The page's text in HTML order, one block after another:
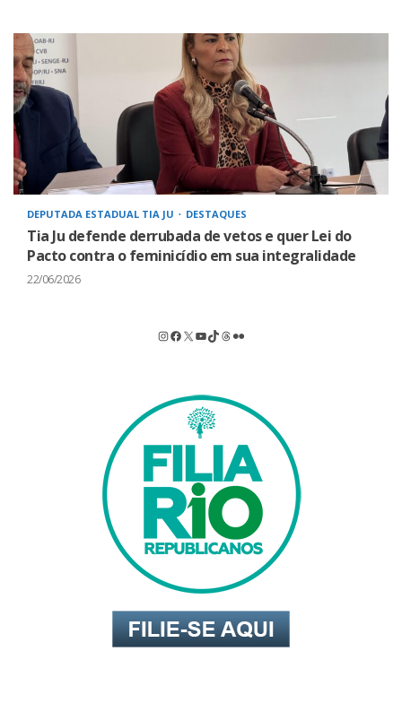
DEPUTADA ESTADUAL TIA JU DESTAQUES
Tia Ju defende derrubada de vetos e quer Lei do
Pacto contra o feminicídio em sua integralidade
22/06/2026
Instagram
Facebook
X Youtube
TikTok
Threads
Flickr